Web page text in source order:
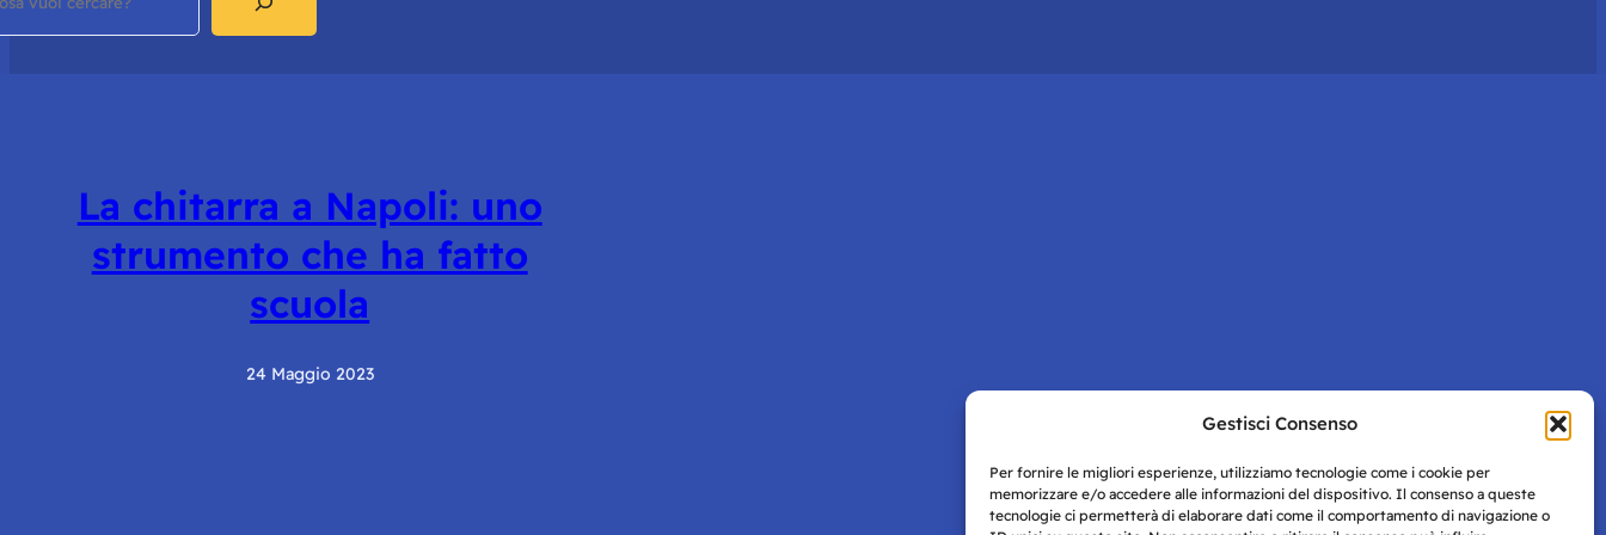
Gestisci Consenso
Per fornire le migliori esperienze, utilizziamo tecnologie come i cookie per
memorizzare e/o accedere alle informazioni del dispositivo. Il consenso a queste
tecnologie ci permetterà di elaborare dati come il comportamento di navigazione o
La chitarra a Napoli: uno
strumento che ha fatto
scuola
24 Maggio 2023